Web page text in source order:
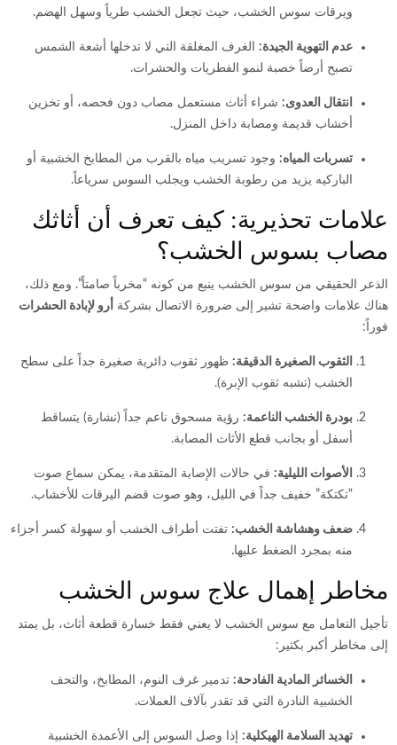
ويرقات سوس الخشب، حيث تجعل الخشب طرياً وسهل الهضم.
عدم التهوية الجيدة: الغرف المغلقة التي لا تدخلها أشعة الشمس
تصبح أرضاً خصبة لنمو الفطريات والحشرات.
انتقال العدوى: شراء أثاث مستعمل مصاب دون فحصه، أو تخزين
أخشاب قديمة ومصابة داخل المنزل.
تسربات المياه: وجود تسريب مياه بالقرب من المطابخ الخشبية أو
الباركيه يزيد من رطوبة الخشب ويجلب السوس سرياعاً.
علامات تحذيرية: كيف تعرف أن أثاثك
مصاب بسوس الخشب؟
الذعر الحقيقي من سوس الخشب ينبع من كونه “مخرباً صامتاً”. ومع ذلك،
هناك علامات واضحة تشير إلى ضرورة الاتصال بشركة
أرو لإبادة الحشرات
فوراً:
الثقوب الصغيرة الدقيقة: ظهور ثقوب دائرية صغيرة جداً على سطح
الخشب (تشبه ثقوب الإبرة).
بودرة الخشب الناعمة: رؤية مسحوق ناعم جداً (نشارة) يتساقط
أسفل أو بجانب قطع الأثاث المصابة.
الأصوات الليلية: في حالات الإصابة المتقدمة، يمكن سماع صوت
“تكتكة” خفيف جداً في الليل، وهو صوت قضم اليرقات للأخشاب.
ضعف وهشاشة الخشب: تفتت أطراف الخشب أو سهولة كسر أجزاء
منه بمجرد الضغط عليها.
مخاطر إهمال علاج سوس الخشب
تأجيل التعامل مع سوس الخشب لا يعني فقط خسارة قطعة أثاث، بل يمتد
إلى مخاطر أكبر بكثير:
الخسائر المادية الفادحة: تدمير غرف النوم، المطابخ، والتحف
الخشبية النادرة التي قد تقدر بآلاف العملات.
تهديد السلامة الهيكلية: إذا وصل السوس إلى الأعمدة الخشبية